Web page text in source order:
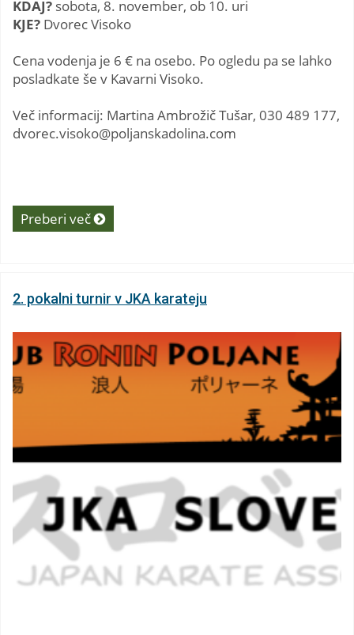
KDAJ? sobota, 8. november, ob 10. uri
KJE? Dvorec Visoko
Cena vodenja je 6 € na osebo. Po ogledu pa se lahko
posladkate še v Kavarni Visoko.
Več informacij: Martina Ambrožič Tušar, 030 489 177,
dvorec.visoko@poljanskadolina.com
Preberi več
2. pokalni turnir v JKA karateju